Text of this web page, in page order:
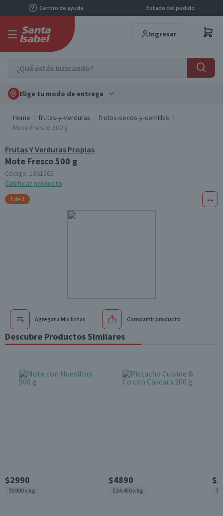
Centro de ayuda Estado del pedido
Ingresar
Elige tu modo de entrega
Home frutas-y-verduras
frutos-secos-y-semillas
Mote Fresco 500 g
Frutas Y Verduras Propias
Mote Fresco 500 g
Código: 1361565
Calificar producto
1 de 1
Agregar a Mis listas Compartir producto
Descubre Productos Similares
$2990
$5980 x kg
$4890
$24.450 x kg